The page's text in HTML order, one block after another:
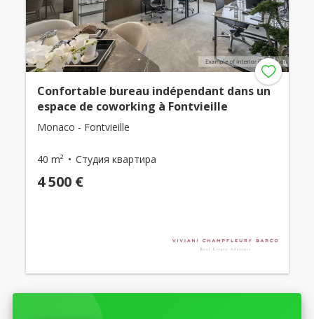
Confortable bureau indépendant dans un
espace de coworking à Fontvieille
Monaco - Fontvieille
40 m² Студия квартира
4 500 €